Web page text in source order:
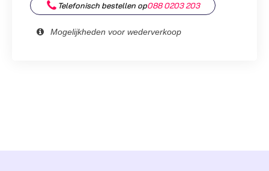
KNB-
71L
aantal
Telefonisch bestellen op088 0203 203
Mogelijkheden voor wederverkoop